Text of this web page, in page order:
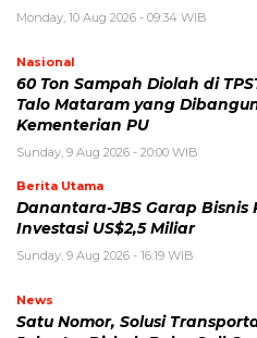
Monday, 10 Aug 2026 - 09:34 WIB
Nasional
60 Ton Sampah Diolah di
Talo Mataram yang
Kementerian PU
Sunday, 9 Aug 2026 - 20:00 WIB
Berita Utama
Danantara-JBS Garap Bisnis
Investasi US$2,5 Miliar
Sunday, 9 Aug 2026 - 16:19 WIB
News
Satu Nomor, Solusi